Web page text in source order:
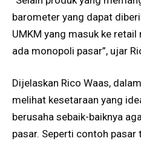
barometer yang dapat
UMKM yang masuk ke
ada monopoli pasar”, ujar
Dijelaskan Rico Waas,
melihat kesetaraan yang
berusaha sebaik-baiknya
pasar. Seperti contoh